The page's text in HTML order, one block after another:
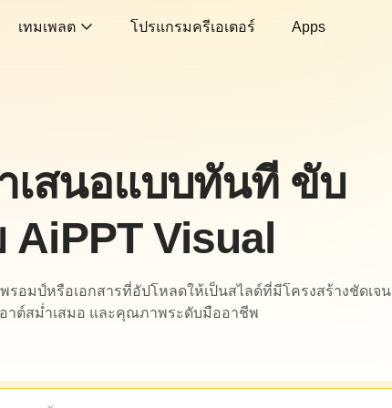
เทมเพลต โปรแกรมครีเอเตอร์ Apps
เสนอแบบทันที ขับ
AiPPT Visual
รอมป์หรือเอกสารที่อัปโหลดให้เป็นสไลด์ที่มีโครงสร้างชัดเจน
าต์สม่ำเสมอ และคุณภาพระดับมืออาชีพ